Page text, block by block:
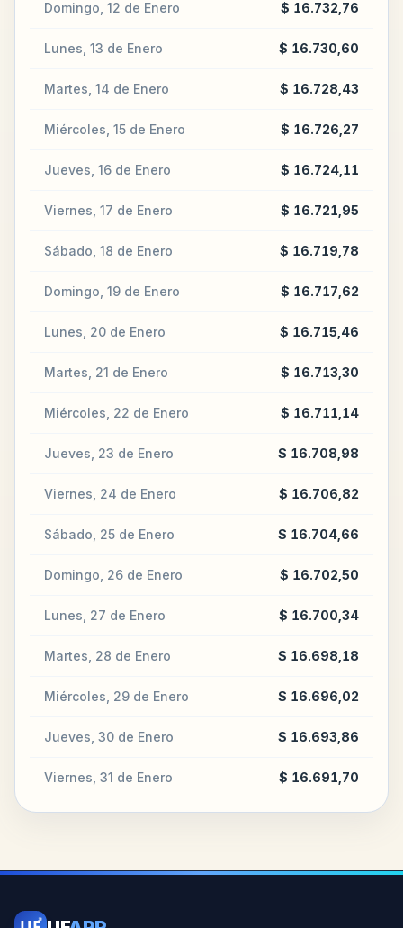
Domingo, 12 de Enero $ 16.732,76
Lunes, 13 de Enero $ 16.730,60
Martes, 14 de Enero $ 16.728,43
Miércoles, 15 de Enero $ 16.726,27
Jueves, 16 de Enero $ 16.724,11
Viernes, 17 de Enero $ 16.721,95
Sábado, 18 de Enero $ 16.719,78
Domingo, 19 de Enero $ 16.717,62
Lunes, 20 de Enero $ 16.715,46
Martes, 21 de Enero $ 16.713,30
Miércoles, 22 de Enero $ 16.711,14
Jueves, 23 de Enero $ 16.708,98
Viernes, 24 de Enero $ 16.706,82
Sábado, 25 de Enero $ 16.704,66
Domingo, 26 de Enero $ 16.702,50
Lunes, 27 de Enero $ 16.700,34
Martes, 28 de Enero $ 16.698,18
Miércoles, 29 de Enero $ 16.696,02
Jueves, 30 de Enero $ 16.693,86
Viernes, 31 de Enero $ 16.691,70